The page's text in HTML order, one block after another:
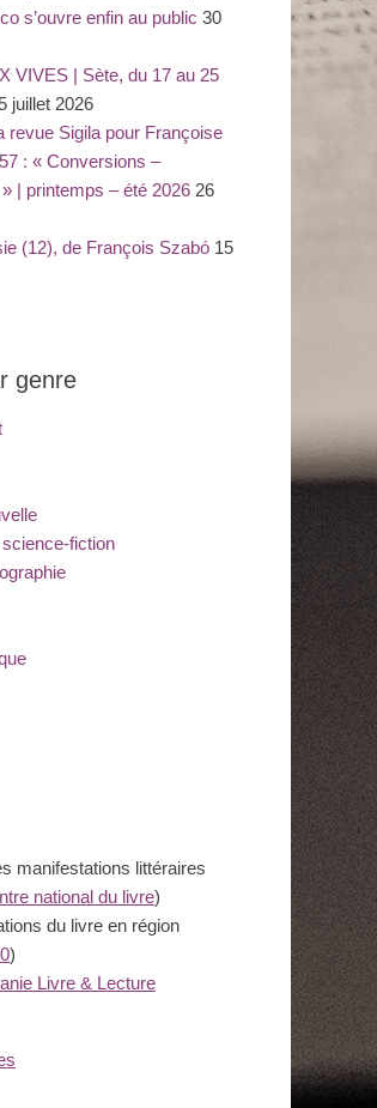
s’ouvre enfin au public 30
VIVES | Sète, du 17 au 25
juillet 2026
revue Sigila pour Françoise
: « Conversions –
| printemps – été 2026 26
(12), de François Szabó 15
genre
fiction
manifestations littéraires
national du livre)
du livre en région
)
Livre & Lecture